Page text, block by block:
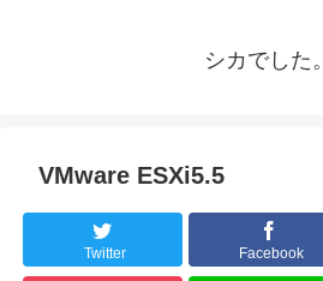
シカでした。
VMware ESXi5.5
Twitter Facebook